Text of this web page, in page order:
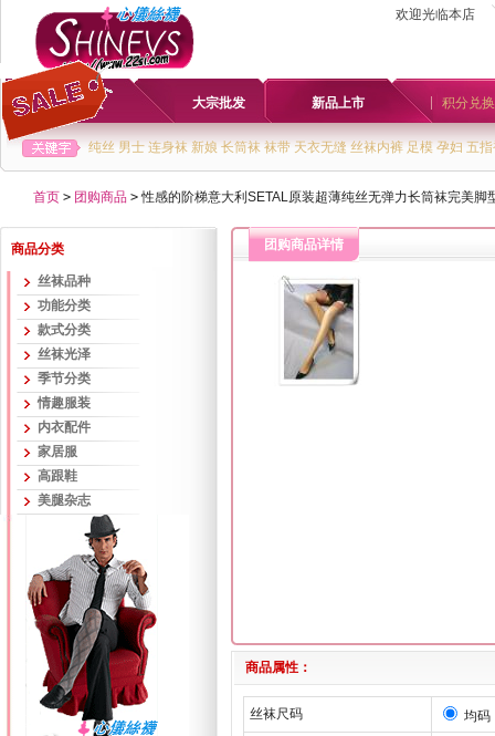
欢迎光临本店
首页 大宗批发 新品上市 积分兑换
纯丝 男士 连身袜 新娘 长筒袜 袜带 天衣无缝 丝袜内裤 足模 孕妇 五
首页 > 团购商品 >性感的阶梯意大利SETAL原装超薄纯丝无弹力长筒袜完美
商品分类
丝袜品种
功能分类
款式分类
丝袜光泽
季节分类
情趣服装
内衣配件
家居服
高跟鞋
美腿杂志
团购商品详情
商品属性：
丝袜尺码 均码